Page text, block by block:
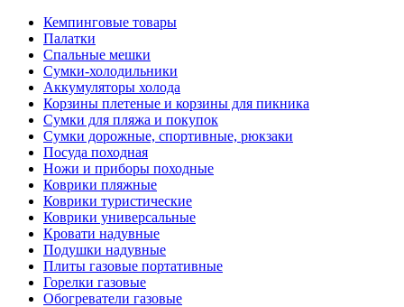
Кемпинговые товары
Палатки
Спальные мешки
Сумки-холодильники
Аккумуляторы холода
Корзины плетеные и корзины для пикника
Сумки для пляжа и покупок
Сумки дорожные, спортивные, рюкзаки
Посуда походная
Ножи и приборы походные
Коврики пляжные
Коврики туристические
Коврики универсальные
Кровати надувные
Подушки надувные
Плиты газовые портативные
Горелки газовые
Обогреватели газовые